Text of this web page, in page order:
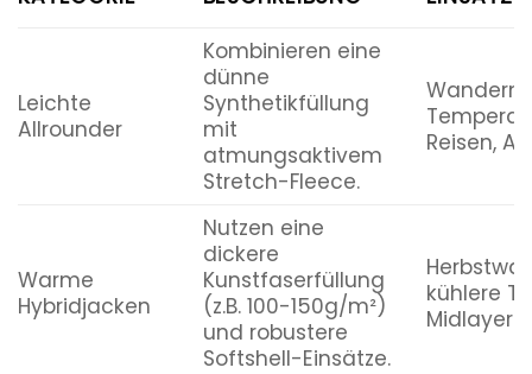
Leichte
Allrounder
Kombinieren eine
dünne
Synthetikfüllung
mit
atmungsaktivem
Stretch-Fleece.
Wandern
Reisen,
Warme
Hybridjacken
Nutzen eine
dickere
Kunstfaserfüllung
(z.B. 100-150g/m²)
und robustere
Softshell-Einsätze.
kühlere
Midlayer